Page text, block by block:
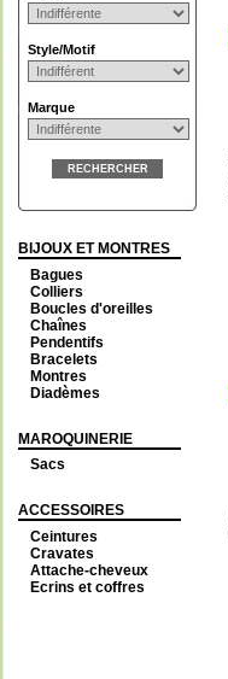
Style/Motif
Marque
RECHERCHER
BIJOUX ET MONTRES
Bagues
Colliers
Boucles d'oreilles
Chaînes
Pendentifs
Bracelets
Montres
Diadèmes
MAROQUINERIE
Sacs
ACCESSOIRES
Ceintures
Cravates
Attache-cheveux
Ecrins et coffres